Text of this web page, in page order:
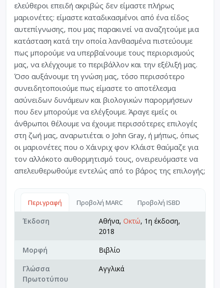
ελεύθεροι επειδή ακριβώς δεν είμαστε πλήρως
μαριονέτες: είμαστε καταδικασμένοι από ένα είδος
αυτεπίγνωσης, που μας παρακινεί να αναζητούμε μια
κατάσταση κατά την οποία λανθασμένα πιστεύουμε
πως μπορούμε να υπερβαίνουμε τους περιορισμούς
μας, να ελέγχουμε το περιβάλλον και την εξέλιξή μας.
Όσο αυξάνουμε τη γνώση μας, τόσο περισσότερο
συνειδητοποιούμε πως είμαστε το αποτέλεσμα
ασύνειδων δυνάμεων και βιολογικών παρορμήσεων
που δεν μπορούμε να ελέγξουμε. Άραγε εμείς οι
άνθρωποι θέλουμε να έχουμε περισσότερες επιλογές
στη ζωή μας, αναρωτιέται ο John Gray, ή μήπως, όπως
οι μαριονέτες που ο Χάινριχ φον Κλάιστ θαύμαζε για
τον αλλόκοτο αυθορμητισμό τους, ονειρευόμαστε να
απελευθερωθούμε εντελώς από το βάρος της επιλογής;
Περιγραφή Προβολή MARC Προβολή ISBD
Έκδοση Αθήνα, Οκτώ, 1η έκδοση,
2018
Μορφή
Βιβλίο
Γλώσσα
Πρωτοτύπου
Αγγλικά